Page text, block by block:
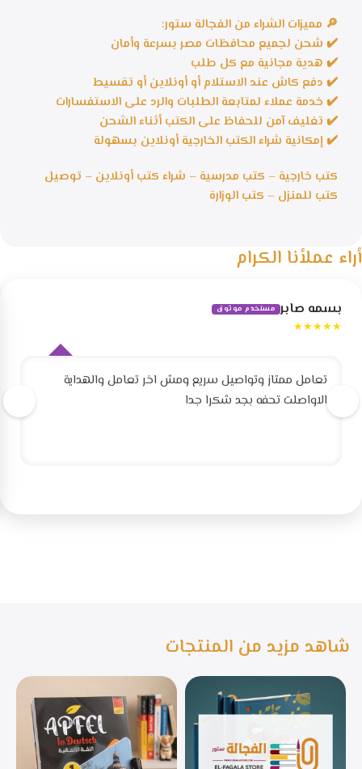
🔎 مميزات الشراء من الفجالة ستور:
✔️ شحن لجميع محافظات مصر بسرعة وأمان
✔️ هدية مجانية مع كل طلب
✔️ دفع كاش عند الاستلام أو أونلاين أو تقسيط
✔️ خدمة عملاء لمتابعة الطلبات والرد على الاستفسارات
✔️ تغليف آمن للحفاظ على الكتب أثناء الشحن
✔️ إمكانية شراء الكتب الخارجية أونلاين بسهولة
كتب خارجية – كتب مدرسية – شراء كتب أونلاين – توصيل
كتب للمنزل – كتب الوزارة
أراء عملأنا الكرام
بسمه صابر مستخدم موثوق
★★★★★
تعامل ممتاز وتواصيل سريع ومش اخر تعامل والهداية
الاواصلت تحفه بجد شكرا جدا
شاهد مزيد من المنتجات